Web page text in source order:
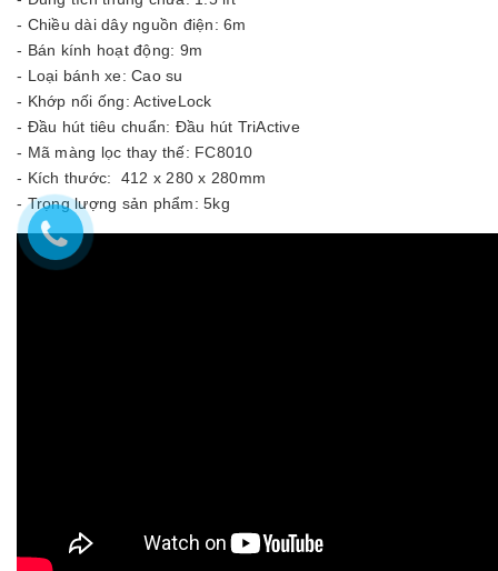
- Chiều dài dây nguồn điện: 6m
- Bán kính hoạt động: 9m
- Loại bánh xe: Cao su
- Khớp nối ống: ActiveLock
- Đầu hút tiêu chuẩn: Đầu hút TriActive
- Mã màng lọc thay thế: FC8010
- Kích thước: 412 x 280 x 280mm
- Trọng lượng sản phẩm: 5kg